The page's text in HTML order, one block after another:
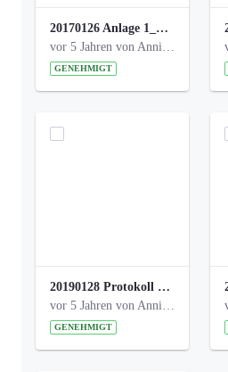
20170126 Anlage 1_Kinderbeteiligung_Olga_Areal_Auswertung.pdf
vor 5 Jahren von Anni Schlumberger
GENEHMIGT
20190128 Protokoll der Projektgruppe Olgäle.pdf
vor 5 Jahren von Anni Schlumberger
GENEHMIGT